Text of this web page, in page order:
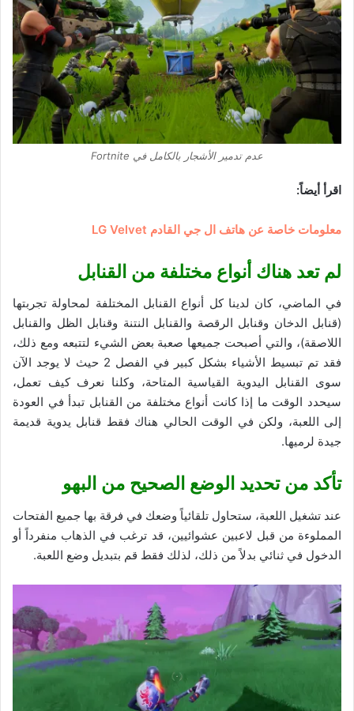
عدم تدمير الأشجار بالكامل في Fortnite
اقرأ أيضاً:
معلومات خاصة عن هاتف ال جي القادم LG Velvet
لم تعد هناك أنواع مختلفة من القنابل
في الماضي، كان لدينا كل أنواع القنابل المختلفة لمحاولة تجربتها
(قنابل الدخان وقنابل الرقصة والقنابل النتنة وقنابل الظل والقنابل
اللاصقة)، والتي أصبحت جميعها صعبة بعض الشيء لتتبعه ومع ذلك،
فقد تم تبسيط الأشياء بشكل كبير في الفصل 2 حيث لا يوجد الآن
سوى القنابل اليدوية القياسية المتاحة، وكلنا نعرف كيف تعمل،
سيحدد الوقت ما إذا كانت أنواع مختلفة من القنابل تبدأ في العودة
إلى اللعبة، ولكن في الوقت الحالي هناك فقط قنابل يدوية قديمة
جيدة لرميها.
تأكد من تحديد الوضع الصحيح من البهو
عند تشغيل اللعبة، ستحاول تلقائياً وضعك في فرقة بها جميع الفتحات
المملوءة من قبل لاعبين عشوائيين، قد ترغب في الذهاب منفرداً أو
الدخول في ثنائي بدلاً من ذلك، لذلك فقط قم بتبديل وضع اللعبة.